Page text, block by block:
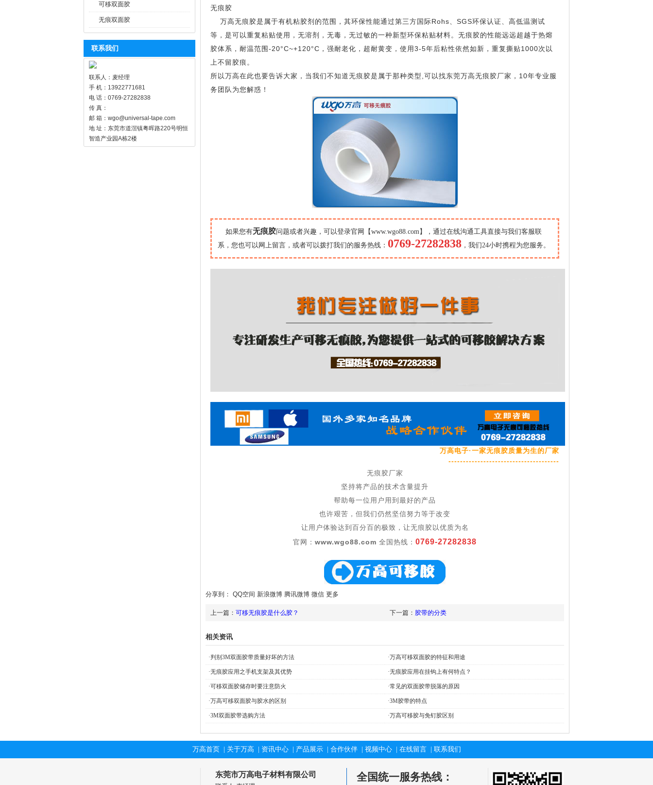
可移双面胶
无痕双面胶
联系我们
联系人：麦经理
手 机：13922771681
电 话：0769-27282838
传 真：
邮 箱：wgo@universal-tape.com
地 址：东莞市道滘镇粤晖路220号明恒
智造产业园A栋2楼
无痕胶
万高无痕胶是属于有机粘胶剂的范围，其环保性能通过第三方国际Rohs、SGS环保认证、高低温测试
等，是可以重复粘贴使用，无溶剂，无毒，无过敏的一种新型环保粘贴材料。无痕胶的性能远远超越于热熔
胶体系，耐温范围-20°C~+120°C，强耐老化，超耐黄变，使用3-5年后粘性依然如新，重复撕贴1000次以
上不留胶痕。
所以万高在此也要告诉大家，当我们不知道无痕胶是属于那种类型,可以找东莞万高无痕胶厂家，10年专业服
务团队为您解惑！
如果您有无痕胶问题或者兴趣，可以登录官网【www.wgo88.com】
，通过在线沟通工具直接与我们客服联
系，您也可以网上留言，或者可以拨打我们的服务热线： 0769-27282838 ，我们24小时携程为您服务。
万高电子·一家无痕胶质量为生的厂家
--------------------------------------
无痕胶厂家
坚持将产品的技术含量提升
帮助每一位用户用到最好的产品
也许艰苦，但我们仍然坚信努力等于改变
让用户体验达到百分百的极致，让无痕胶以优质为名
官网： www.wgo88.com 全国热线： 0769-27282838
分享到： QQ空间 新浪微博 腾讯微博 微信 更多
上一篇： 可移无痕胶是什么胶？ 下一篇： 胶带的分类
相关资讯
·判别3M双面胶带质量好坏的方法 ·万高可移双面胶的特征和用途
·无痕胶应用之手机支架及其优势 ·无痕胶应用在挂钩上有何特点？
·可移双面胶储存时要注意防火 ·常见的双面胶带脱落的原因
·万高可移双面胶与胶水的区别 ·3M胶带的特点
·3M双面胶带选购方法 ·万高可移胶与免钉胶区别
万高首页 关于万高 资讯中心| 产品展示| 合作伙伴| 视频中心| 在线留言| 联系我们
东莞市万高电子材料有限公司 全国统一服务热线：